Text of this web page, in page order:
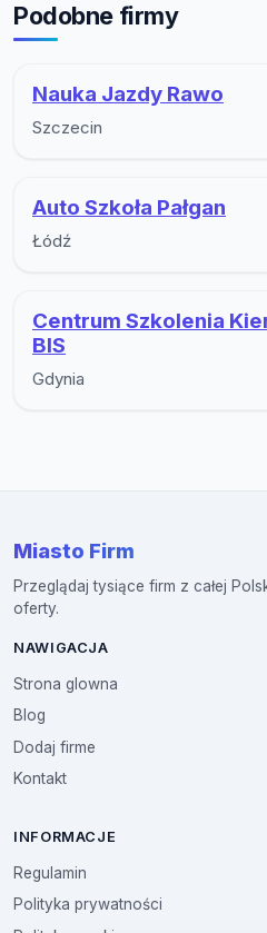
Podobne firmy
Nauka Jazdy Rawo
Szczecin
Auto Szkoła Pałgan
Łódź
Centrum Szkolenia
BIS
Gdynia
Miasto Firm
Przeglądaj tysiące firm z całej
oferty.
NAWIGACJA
Strona glowna
Blog
Dodaj firme
Kontakt
INFORMACJE
Regulamin
Polityka prywatności